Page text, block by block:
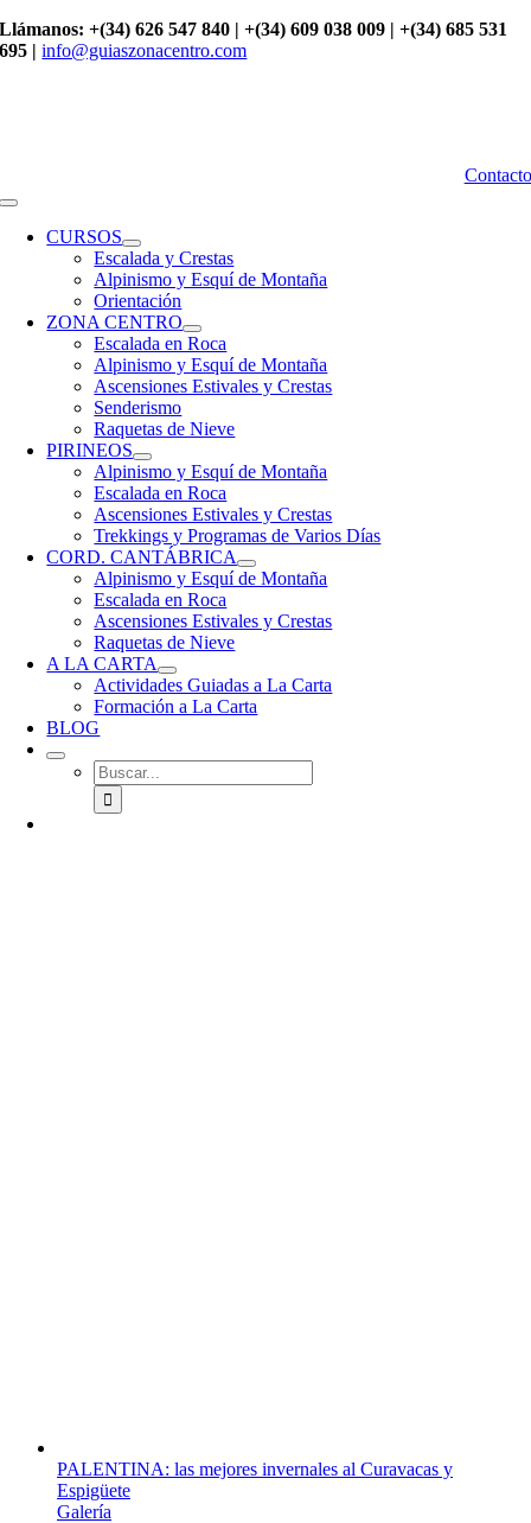
Saltar
al
Llámanos: +(34) 626 547 840 | +(34) 609 038 009 | +(34) 685 531
695 | info@guiaszonacentro.com
Contacto
Toggle
NavigationCURSOS
Escalada y Crestas
Alpinismo y Esquí de Montaña
Orientación
ZONA CENTRO
Escalada en Roca
Alpinismo y Esquí de Montaña
Ascensiones Estivales y Crestas
Senderismo
Raquetas de Nieve
PIRINEOS
Alpinismo y Esquí de Montaña
Escalada en Roca
Ascensiones Estivales y Crestas
Trekkings y Programas de Varios Días
CORD. CANTÁBRICA
Alpinismo y Esquí de Montaña
Escalada en Roca
Ascensiones Estivales y Crestas
Raquetas de Nieve
A LA CARTA
Actividades Guiadas a La Carta
Formación a La Carta
BLOG
Buscar:
PALENTINA: las mejores invernales al Curavacas y
Espigüete
Galería